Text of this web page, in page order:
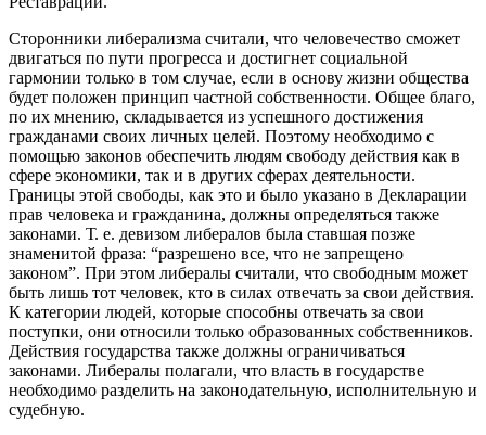
Сторонники либерализма считали, что человечество сможет
двигаться по пути прогресса и достигнет социальной
гармонии только в том случае, если в основу жизни общества
будет положен принцип частной собственности. Общее благо,
по их мнению, складывается из успешного достижения
гражданами своих личных целей. Поэтому необходимо с
помощью законов обеспечить людям свободу действия как в
сфере экономики, так и в других сферах деятельности.
Границы этой свободы, как это и было указано в Декларации
прав человека и гражданина, должны определяться также
законами. Т. е. девизом либералов была ставшая позже
знаменитой фраза: “разрешено все, что не запрещено
законом”. При этом либералы считали, что свободным может
быть лишь тот человек, кто в силах отвечать за свои действия.
К категории людей, которые способны отвечать за свои
поступки, они относили только образованных собственников.
Действия государства также должны ограничиваться
законами. Либералы полагали, что власть в государстве
необходимо разделить на законодательную, исполнительную и
судебную.